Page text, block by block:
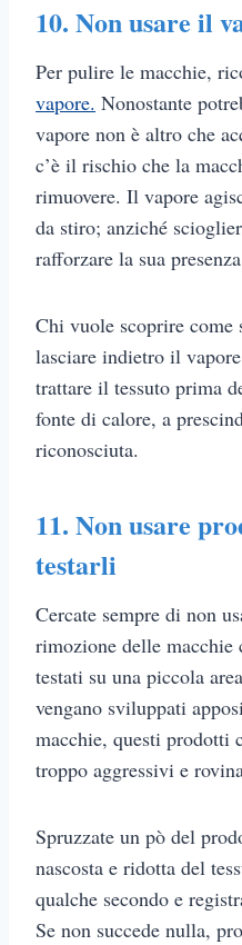
10. Non usare il
Per pulire le macchie,
vapore. Nonostante
vapore non è altro che
c’è il rischio che la
rimuovere. Il vapore
da stiro; anziché
rafforzare la sua
Chi vuole scoprire
lasciare indietro il
trattare il tessuto prima
fonte di calore, a
riconosciuta.
11. Non usare
testarli
Cercate sempre di non
rimozione delle macchie
testati su una piccola
vengano sviluppati
macchie, questi prodotti
troppo aggressivi e
Spruzzate un pò del
nascosta e ridotta del
qualche secondo e
Se non succede nulla,